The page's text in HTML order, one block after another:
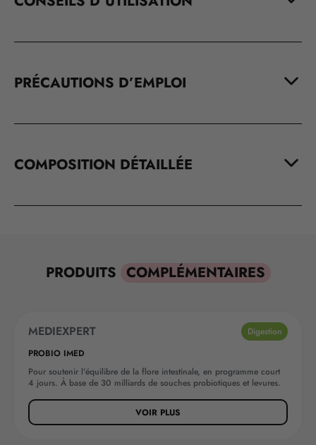
PRÉCAUTIONS D’EMPLOI
COMPOSITION DÉTAILLÉE
PRODUITS COMPLÉMENTAIRES
NOUVEAUTÉ
MEDIEXPERT
Digestion
PROBIO IMED
Pour soutenir l'équilibre de la flore intestinale, en programme court
4 jours. À base de 30 milliards de souches probiotiques et levures.
VOIR PLUS